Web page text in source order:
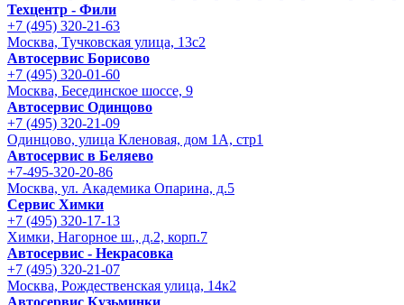
Техцентр - Фили
+7 (495) 320-21-63
Москва, Тучковская улица, 13с2
Автосервис Борисово
+7 (495) 320-01-60
Москва, Бесединское шоссе, 9
Автосервис Одинцово
+7 (495) 320-21-09
Одинцово, улица Кленовая, дом 1А, стр1
Автосервис в Беляево
+7-495-320-20-86
Москва, ул. Академика Опарина, д.5
Сервис Химки
+7 (495) 320-17-13
Химки, Нагорное ш., д.2, корп.7
Автосервис - Некрасовка
+7 (495) 320-21-07
Москва, Рождественская улица, 14к2
Автосервис Кузьминки